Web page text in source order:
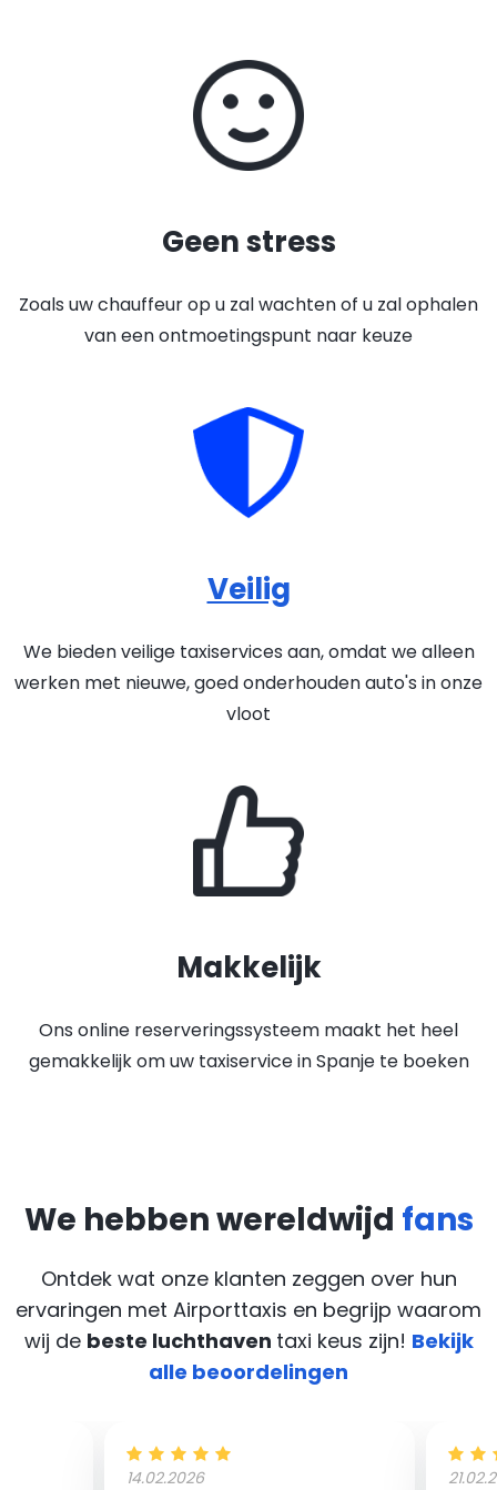
Geen stress
Zoals uw chauffeur op u zal wachten of u zal ophalen
van een ontmoetingspunt naar keuze
Veilig
We bieden veilige taxiservices aan, omdat we alleen
werken met nieuwe, goed onderhouden auto's in onze
vloot
Makkelijk
Ons online reserveringssysteem maakt het heel
gemakkelijk om uw taxiservice in Spanje te boeken
We hebben wereldwijd fans
Ontdek wat onze klanten zeggen over hun
ervaringen met Airporttaxis en begrijp waarom
wij de beste luchthaven taxi keus zijn! Bekijk
alle beoordelingen
14.02.2026